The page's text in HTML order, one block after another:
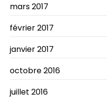
mars 2017
février 2017
janvier 2017
octobre 2016
juillet 2016